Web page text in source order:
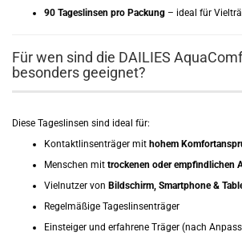
90 Tageslinsen pro Packung – ideal für
Für wen sind die DAILIES
besonders geeignet?
Diese Tageslinsen sind ideal für:
Kontaktlinsenträger mit hohem
Menschen mit trockenen oder empfindlichen
Vielnutzer von Bildschirm, Smartphone &
Regelmäßige Tageslinsenträger
Einsteiger und erfahrene Träger (nach